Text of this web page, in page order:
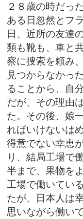
２８歳の時だっ
ある日忽然とフ
日、近所の友達
類も靴も、車と
察に捜索を頼み
見つからなかっ
ることから、自
だが、その理由
た。その後、娘
ればいけないは
得意でない幸恵
り、結局工場で
半まで、果物を
工場で働いてい
たが、日本人は
思いながら働い